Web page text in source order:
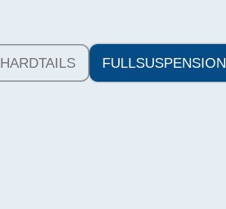
HARDTAILS FULLSUSPENSION